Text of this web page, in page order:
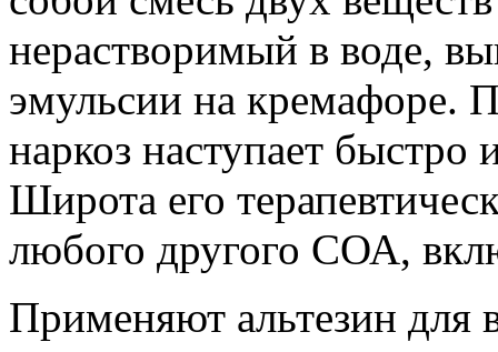
нерастворимый в воде,
эмульсии на кремафоре.
наркоз наступает
Широта его
любого другого СОА,
Применяют альтезин для